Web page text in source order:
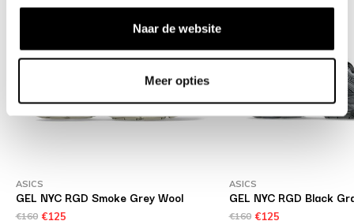
Naar de website
Meer opties
ASICS
GEL NYC RGD Smoke Grey Wool
€160 €125
ASICS
GEL NYC RGD Black
€160 €125